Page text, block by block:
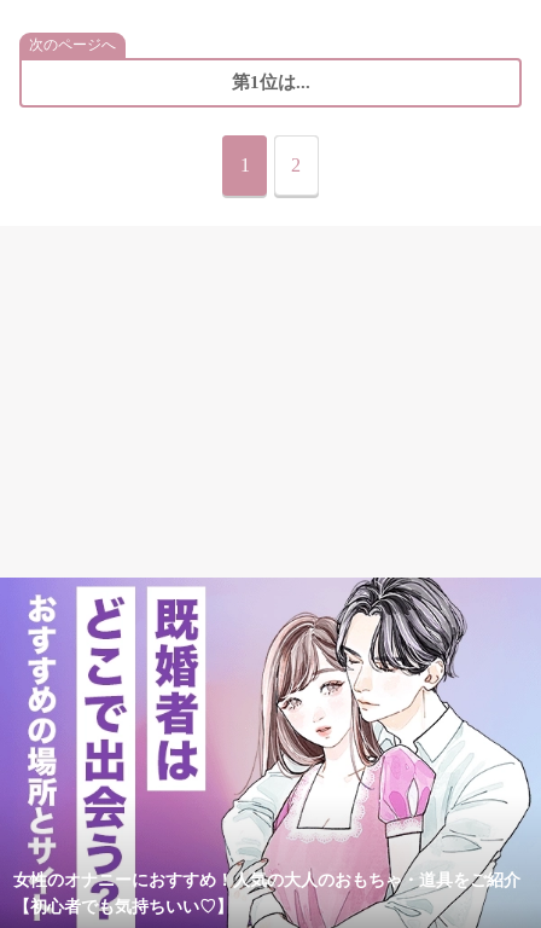
次のページへ
第1位は...
1 2
女性のオナニーにおすすめ！人気の大人のおもちゃ・道具をご紹介
【初心者でも気持ちいい♡】